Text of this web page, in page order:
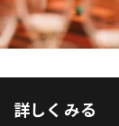
詳しくみる